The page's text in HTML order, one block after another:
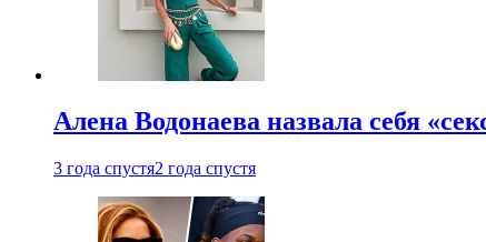
Алена Водонаева назвала себя
3 года спустя2 года спустя